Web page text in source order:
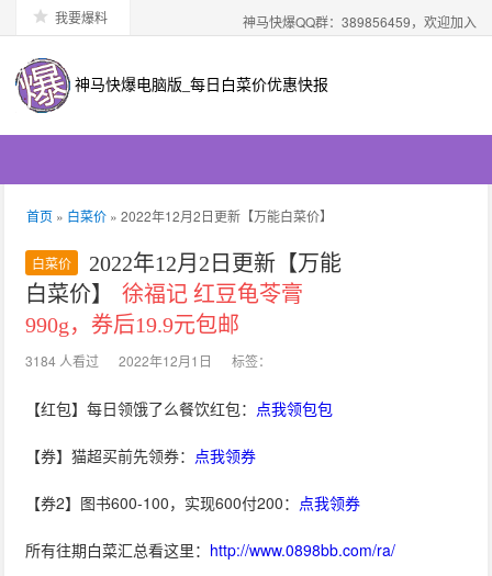
我要爆料 神马快爆QQ群：389856459，欢迎加入
神马快爆电脑版_每日白菜价优惠快报
首页 » 白菜价 » 2022年12月2日更新【万能白菜价】
白菜价
2022年12月2日更新【万能
白菜价】
徐福记 红豆龟苓膏
990g，券后19.9元包邮
3184 人看过 2022年12月1日 标签：
【红包】每日领饿了么餐饮红包： 点我领包包
【券】猫超买前先领券： 点我领券
【券2】图书600-100，实现600付200： 点我领券
所有往期白菜汇总看这里： http://www.0898bb.com/ra/